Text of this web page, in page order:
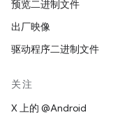
预览二进制文件
出厂映像
驱动程序二进制文件
关注
X 上的 @Android